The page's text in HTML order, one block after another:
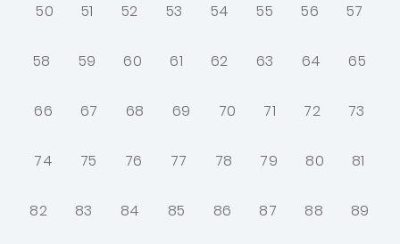
50 51 52 53 54 55 56 57
58 59 60 61 62 63 64 65
66 67 68 69 70 71 72 73
74 75 76 77 78 79 80 81
82 83 84 85 86 87 88 89